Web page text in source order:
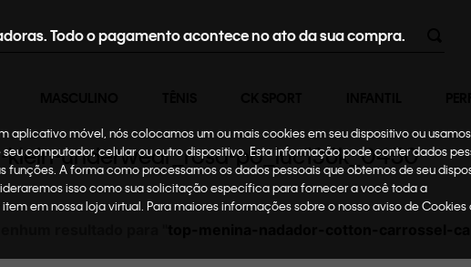
Todo o pagamento acontece no ato da sua compra.
aplicativo móvel, nós colocamos um ou mais cookies em seu dispositivo ou
computador, celular ou outro dispositivo. Esta informação pode conter dados
A forma como processamos os dados pessoais que obtemos de seu
isso como sua solicitação específica para fornecer a você toda a
em nossa loja virtual. Para maiores informações sobre o nosso aviso de Cookies
underwear_rosa-po_luc136k_0450